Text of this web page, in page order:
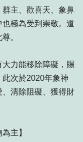
主、歡喜天、象鼻
極為受到崇敬。道
。
力能移除障礙，賜
次於2020年象神
清除阻礙、獲得財
主】